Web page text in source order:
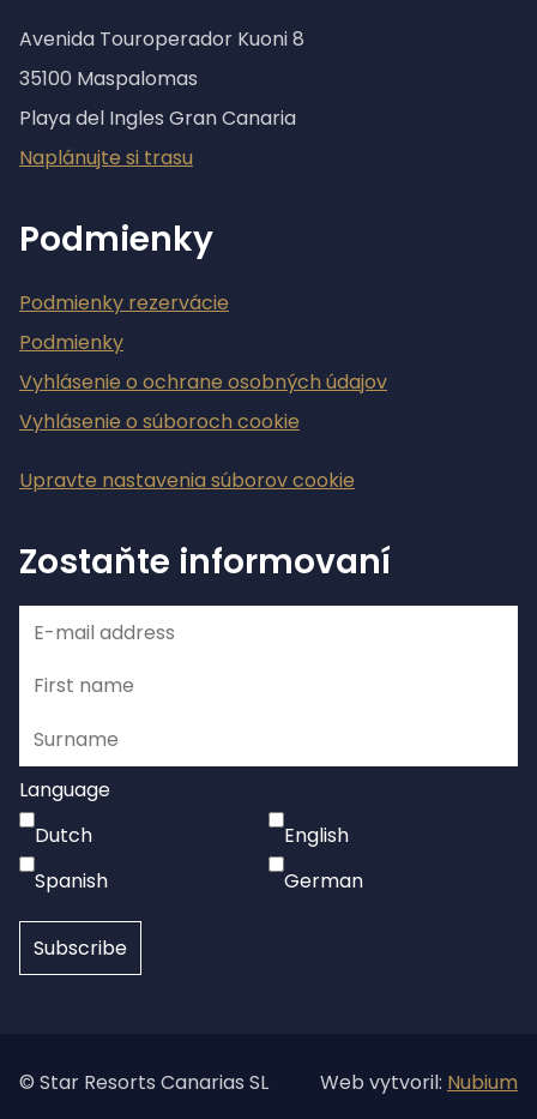
Avenida Touroperador Kuoni 8
35100 Maspalomas
Playa del Ingles Gran Canaria
Naplánujte si trasu
Podmienky
Podmienky rezervácie
Podmienky
Vyhlásenie o ochrane osobných údajov
Vyhlásenie o súboroch cookie
Upravte nastavenia súborov cookie
Zostaňte informovaní
Language
Dutch
English
Spanish
German
© Star Resorts Canarias SL Web vytvoril: Nubium